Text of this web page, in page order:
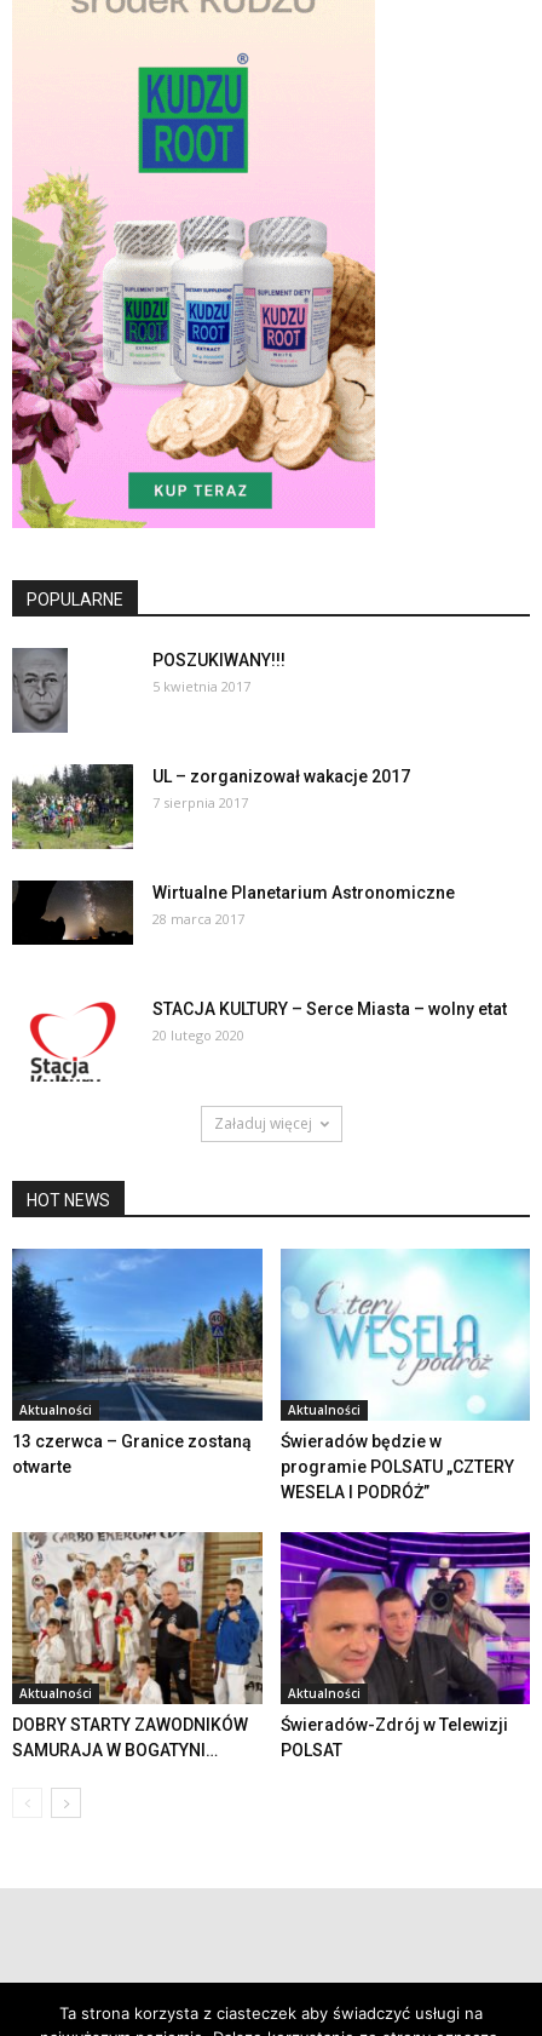
POPULARNE
POSZUKIWANY!!!
5 kwietnia 2017
UL – zorganizował wakacje 2017
7 sierpnia 2017
Wirtualne Planetarium Astronomiczne
28 marca 2017
STACJA KULTURY – Serce Miasta – wolny etat
20 lutego 2020
Załaduj więcej
HOT NEWS
Aktualności
13 czerwca – Granice zostaną
otwarte
Aktualności
Świeradów będzie w
programie POLSATU „CZTERY
WESELA I PODRÓŻ”
Aktualności
DOBRY STARTY ZAWODNIKÓW
SAMURAJA W BOGATYNI…
Aktualności
Świeradów-Zdrój w Telewizji
POLSAT
Ta strona korzysta z ciasteczek aby świadczyć usługi na